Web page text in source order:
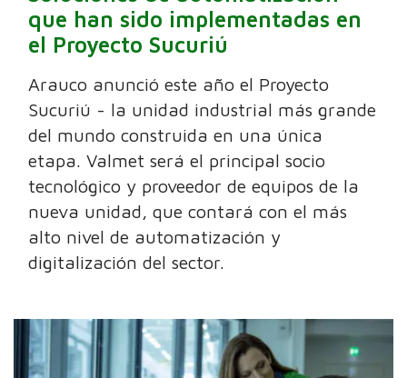
que han sido implementadas en
el Proyecto Sucuriú
Arauco anunció este año el Proyecto
Sucuriú - la unidad industrial más grande
del mundo construida en una única
etapa. Valmet será el principal socio
tecnológico y proveedor de equipos de la
nueva unidad, que contará con el más
alto nivel de automatización y
digitalización del sector.